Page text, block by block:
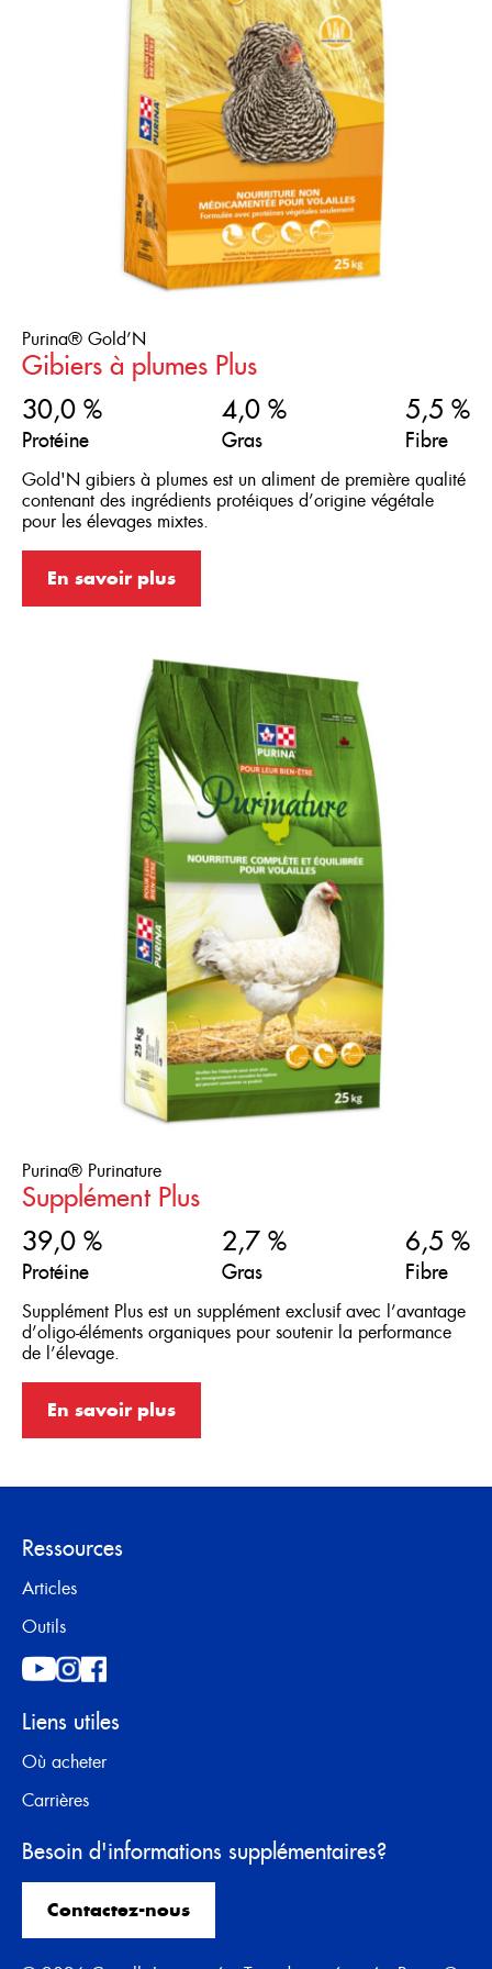
Où acheter
FRANÇAIS
ENGLISH
Types de texture
Concassé fin
Gros concassé
Petit cube
Texturé (grossier)
0+ Semaines
0-10 Semaines
0-16 Semaines
16+ Semaines
Gammes de produits
Gold’N
Type de volaille
Cailles
Canes pondeuses
Canetons
Dindonneaux
Gibiers à plumes
Poules de fantaisie
Poules pondeuses
Réinitialiser
Purina® Gold’N
Gibiers à plumes Plus
30,0 %
Protéine
4,0 %
Gras
5,5 %
Fibre
Gold'N gibiers à plumes est un aliment de première qualité
contenant des ingrédients protéiques d’origine végétale
pour les élevages mixtes.
En savoir plus
Purina® Purinature
Supplément Plus
39,0 %
Protéine
2,7 %
Gras
6,5 %
Fibre
Supplément Plus est un supplément exclusif avec l’avantage
d’oligo-éléments organiques pour soutenir la performance
de l’élevage.
En savoir plus
Ressources
Articles
Outils
Liens utiles
Où acheter
Carrières
Besoin d'informations supplémentaires?
Contactez-nous